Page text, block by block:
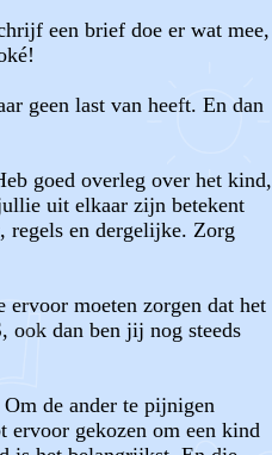
een brief doe er wat mee,
geen last van heeft. En dan
goed overleg over het kind,
uit elkaar zijn betekent
regels en dergelijke. Zorg
moeten zorgen dat het
dan ben jij nog steeds
de ander te pijnigen
ervoor gekozen om een kind